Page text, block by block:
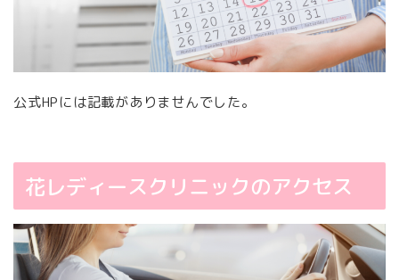
公式HPには記載がありませんでした。
花レディースクリニックのアクセス